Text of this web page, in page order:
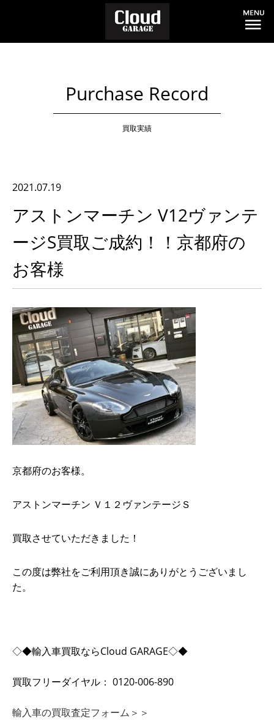
Purchase Record
買取実績
2021.07.19
アストンマーチン V12ヴァンテ
ージS買取ご成約！！京都府の
お客様
京都府のお客様。
アストンマーチン Ｖ１２ヴァンテージＳ
買取させていただきました！
この度は弊社をご利用頂き誠にありがとうございまし
た。
◇◆輸入車買取ならCloud GARAGE◇◆
買取フリーダイヤル： 0120-006-890
輸入車の買取査定フォーム＞＞